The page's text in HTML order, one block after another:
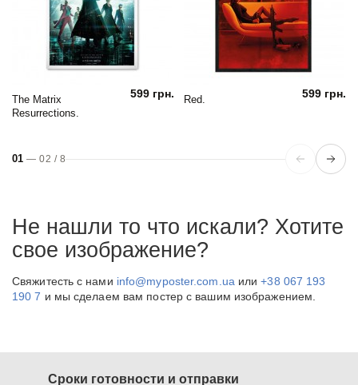
The Matrix
Resurrections.
599 грн. Red. 599 грн.
01 —02 / 8
Не нашли то что искали? Хотите
свое изображение?
Свяжитесть с нами info@myposter.com.ua или+38 067 193
190 7 и мы сделаем вам постер с вашим изображением.
Сроки готовности и отправки